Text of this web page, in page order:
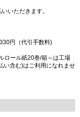
いただきます。
円（代引手数料)
ロール紙20巻/箱～は工場
い含む)はご利用になれませ